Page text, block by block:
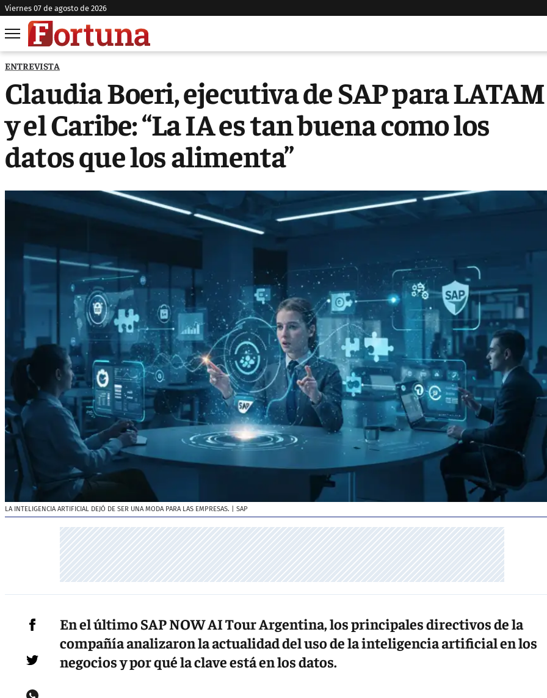
viernes 07 de agosto de 2026
ENTREVISTA
Claudia Boeri, ejecutiva de SAP para LATAM
y el Caribe: “La IA es tan buena como los
datos que los alimenta”
LA INTELIGENCIA ARTIFICIAL DEJÓ DE SER UNA MODA PARA LAS EMPRESAS. | SAP
En el último SAP NOW AI Tour Argentina, los principales directivos de la
compañía analizaron la actualidad del uso de la inteligencia artificial en los
negocios y por qué la clave está en los datos.